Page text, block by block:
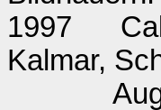
1997
Kalmar,